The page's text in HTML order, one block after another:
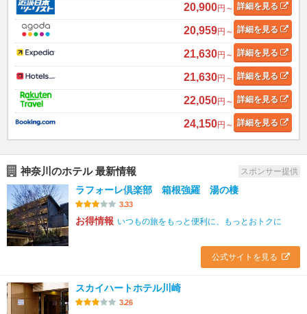
20,900円～ 詳細を見る
20,959円～ 詳細を見る
21,630円～ 詳細を見る
21,630円～ 詳細を見る
22,050円～ 詳細を見る
24,150円～ 詳細を見る
神奈川のホテル 最新情報 スポンサー提供
ラフォーレ倶楽部 箱根強羅 湯の棲
3.33
お得情報 いつもの旅をもっと便利に、もっとおトクに
公式サイトを見る
スカイハートホテル川崎
3.26